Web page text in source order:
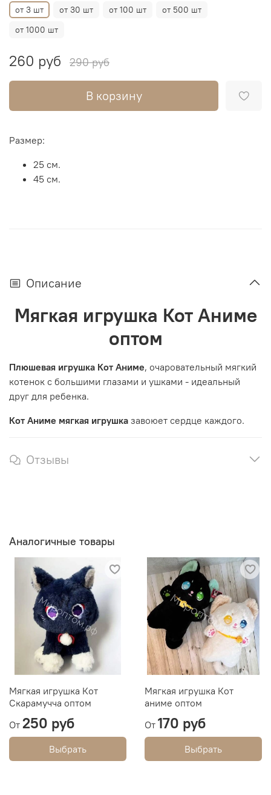
от 3 шт
от 30 шт от 100 шт
от 500 шт
от 1000 шт
260 руб 290 руб
В корзину
Размер:
25 см.
45 см.
Описание
Мягкая игрушка Кот Аниме
оптом
Плюшевая игрушка Кот Аниме, очаровательный мягкий
котенок с большими глазами и ушками - идеальный
друг для ребенка.
Кот Аниме мягкая игрушка завоюет сердце каждого.
Отзывы
Аналогичные товары
Мягкая игрушка Кот
Скарамучча оптом
От 250 руб
Выбрать
Мягкая игрушка Кот
аниме оптом
От 170 руб
Выбрать